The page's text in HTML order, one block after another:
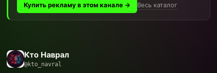
Купить рекламу в этом канале → Весь каталог
Кто Наврал
@kto_navral